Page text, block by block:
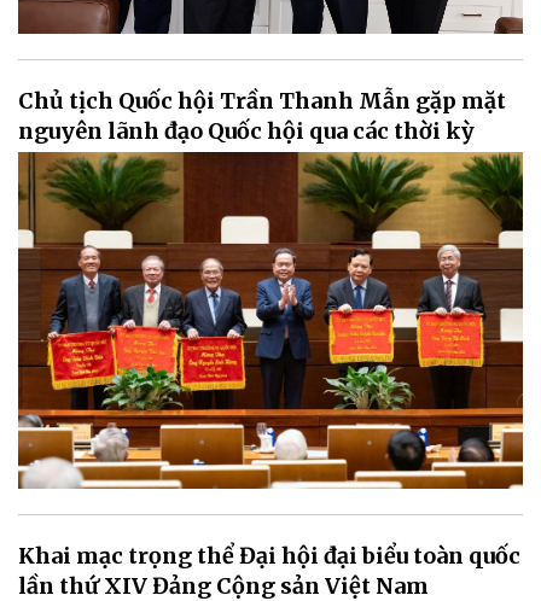
Chủ tịch Quốc hội Trần Thanh Mẫn gặp mặt
nguyên lãnh đạo Quốc hội qua các thời kỳ
Khai mạc trọng thể Đại hội đại biểu toàn quốc
lần thứ XIV Đảng Cộng sản Việt Nam